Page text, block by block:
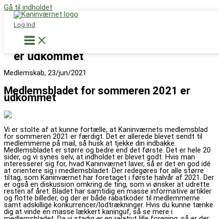
Gå til indholdet
Log Ind
Støt nu
Medlemsbladet for sommeren 2021
er udkommet
Medlemskab, 23/jun/2021
Medlemsbladet for sommeren 2021 er
udkommet
Vi er stolte af at kunne fortælle, at Kaninværnets medlemsblad
for sommeren 2021 er færdigt. Det er allerede blevet sendt til
medlemmerne på mail, så husk at tjekke din indbakke.
Medlemsbladet er større og bedre end det første. Det er hele 20
sider, og vi synes selv, at indholdet er blevet godt. Hvis man
interesserer sig for, hvad Kaninværnet laver, så er det en god idé
at orientere sig i medlemsbladet. Der redegøres for alle større
tiltag, som Kaninværnet har foretaget i første halvår af 2021. Der
er også en diskussion omkring de ting, som vi ønsker at udrette
resten af året. Bladet har samtidig en masse informative artikler
og flotte billeder, og der er både rabatkoder til medlemmerne
samt adskillige konkurrencer/lodtrækninger. Hvis du kunne tænke
dig at vinde en masse lækkert kaninguf, så se mere i